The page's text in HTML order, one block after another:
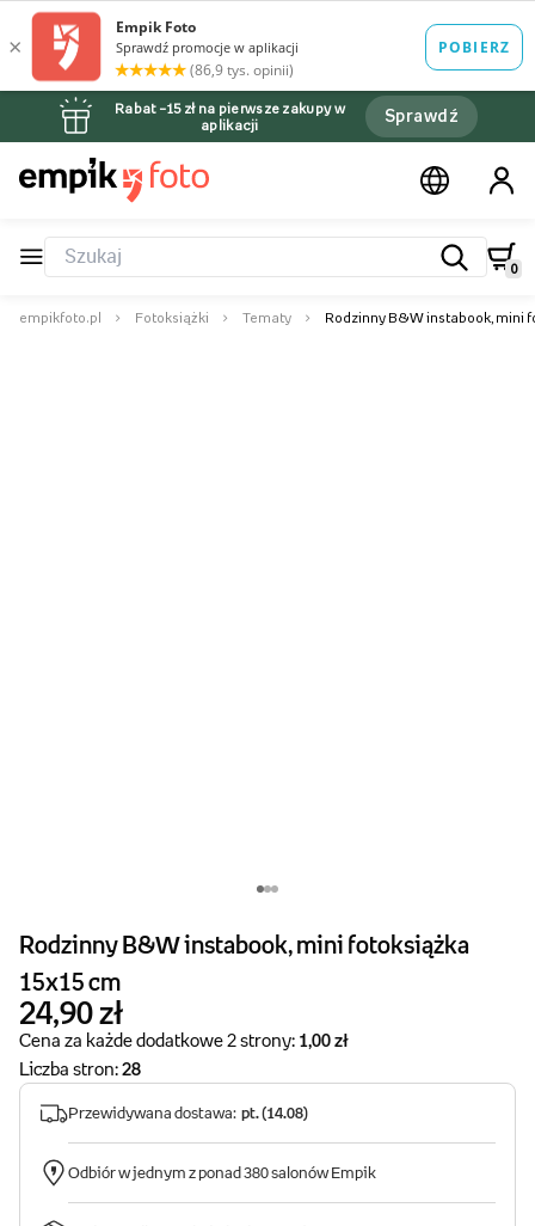
Rabat –15 zł na pierwsze zakupy w
aplikacji
Sprawdź
0
empikfoto.pl Fotoksiążki Tematy Rodzinny B&W instabook, mini